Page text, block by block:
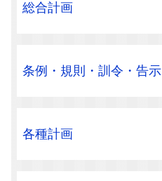
総合計画
条例・規則・訓令・告示
各種計画